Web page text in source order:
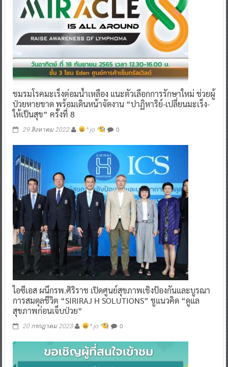
ชมรมโรคมะเร็งต่อมน้ำเหลือง แนะตัวเลือกการรักษาใหม่ ช่วยผู้
ป่วยหายขาด พร้อมเดินหน้าจัดงาน “ปาฏิหาริย์-เปลี่ยนมะเร็ง-
ให้เป็นสุข” ครั้งที่ 8
29 สิงหาคม 2022 ^ jo ^ 0
ไอซีเอส ผนึกรพ.ศิริราช เปิดศูนย์สุขภาพเชิงป้องกันและบูรณา
การสมดุลชีวิต “SIRIRAJ H SOLUTIONS” ชูแนวคิด “ดูแล
สุขภาพก่อนเจ็บป่วย”
20 กรกฎาคม 2023 ^ jo ^ 0